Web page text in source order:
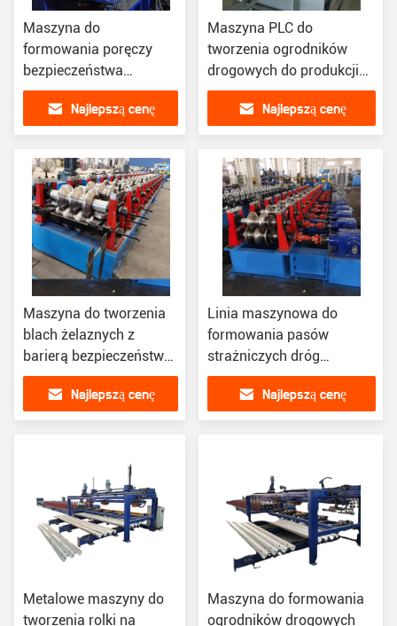
Maszyna do
formowania poręczy
bezpieczeństwa
drogowego do ręcznego
odwijania bariery
zderzeniowej wiązki W
Najlepszą cenę
Maszyna PLC do
tworzenia ogrodników
drogowych do produkcji
blach żelaznych
Najlepszą cenę
Maszyna do tworzenia
blach żelaznych z
barierą bezpieczeństwa
Maszyna do tworzenia
rolek podwójnej
warstwy
Najlepszą cenę
Linia maszynowa do
formowania pasów
strażniczych dróg
ekspresowych 100
stóp/minNajlepszą cenę
Metalowe maszyny do
tworzenia rolki na
Maszyna do formowania
ogrodników drogowych